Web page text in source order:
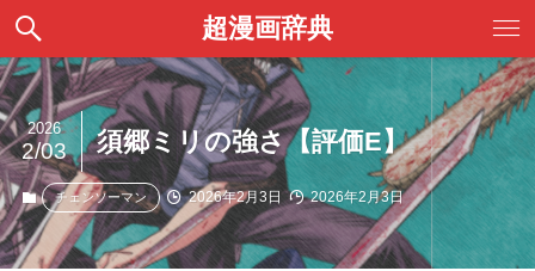
超漫画辞典
須郷ミリの強さ【評価E】
2026
2/03
チェンソーマン 2026年2月3日 2026年2月3日